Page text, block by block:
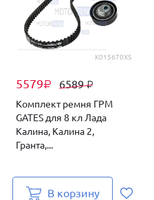
K015670XS
5579₽ 6589₽
Комплект ремня ГРМ
GATES для 8 кл Лада
Калина, Калина 2,
Гранта,...
В корзину